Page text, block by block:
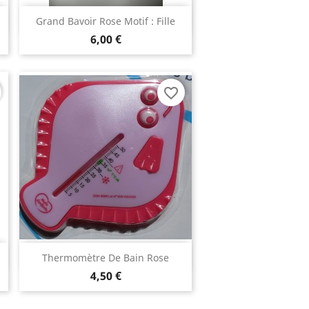
Grand Bavoir Rose Motif : Fille
6,00 €
Aperçu rapide
Thermomètre De Bain Rose
4,50 €
Aperçu rapide
favorite_border